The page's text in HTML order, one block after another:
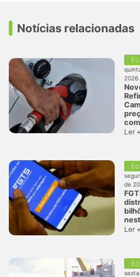
Notícias relacionadas
2026
Ler +
de
Ler +